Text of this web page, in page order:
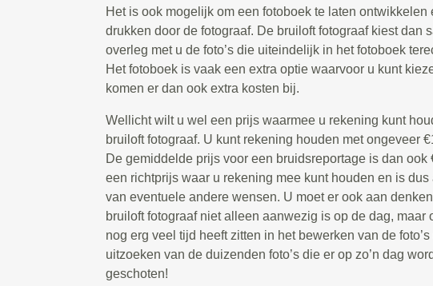
Het is ook mogelijk om een fotoboek te laten ontwikkelen
drukken door de fotograaf. De bruiloft fotograaf kiest dan
overleg met u de foto’s die uiteindelijk in het fotoboek
Het fotoboek is vaak een extra optie waarvoor u kunt
komen er dan ook extra kosten bij.
Wellicht wilt u wel een prijs waarmee u rekening kunt
bruiloft fotograaf. U kunt rekening houden met ongeveer
De gemiddelde prijs voor een bruidsreportage is dan ook
een richtprijs waar u rekening mee kunt houden en is
van eventuele andere wensen. U moet er ook aan
bruiloft fotograaf niet alleen aanwezig is op de dag, maar
nog erg veel tijd heeft zitten in het bewerken van de foto’s
uitzoeken van de duizenden foto’s die er op zo’n dag
geschoten!